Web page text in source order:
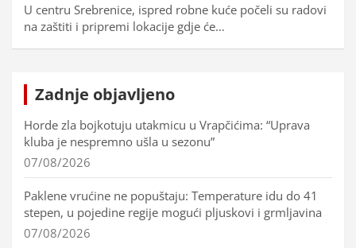
U centru Srebrenice, ispred robne kuće počeli su radovi
na zaštiti i pripremi lokacije gdje će…
Zadnje objavljeno
Horde zla bojkotuju utakmicu u Vrapčićima: “Uprava
kluba je nespremno ušla u sezonu”
07/08/2026
Paklene vrućine ne popuštaju: Temperature idu do 41
stepen, u pojedine regije mogući pljuskovi i grmljavina
07/08/2026